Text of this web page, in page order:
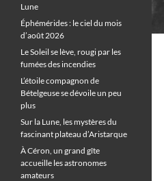
Lune
Éphémérides : le ciel du mois
d’août 2026
Le Soleil se lève, rougi par les
fumées des incendies
L’étoile compagnon de
Bételgeuse se dévoile un peu
plus
Sur la Lune, les mystères du
fascinant plateau d’Aristarque
À Céron, un grand gîte
accueille les astronomes
amateurs